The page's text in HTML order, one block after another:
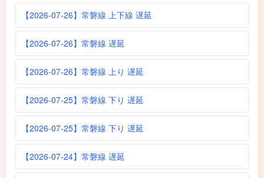
【2026-07-26】常磐線 上下線 遅延
【2026-07-26】常磐線 遅延
【2026-07-26】常磐線 上り 遅延
【2026-07-25】常磐線 下り 遅延
【2026-07-25】常磐線 下り 遅延
【2026-07-24】常磐線 遅延